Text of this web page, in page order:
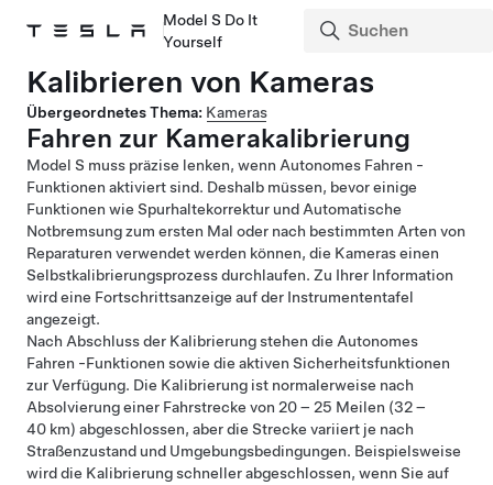
Model S Do It
Yourself
Kalibrieren von Kameras
Übergeordnetes Thema: Kameras
Fahren zur Kamerakalibrierung
Model S muss präzise lenken, wenn Autonomes Fahren -
Funktionen aktiviert sind. Deshalb müssen, bevor einige
Funktionen wie Spurhaltekorrektur und Automatische
Notbremsungzum ersten Mal oder nach bestimmten Arten von
Reparaturen verwendet werden können, die Kameras einen
Selbstkalibrierungsprozess durchlaufen. Zu Ihrer Information
wird eine Fortschrittsanzeige aufder Instrumententafel
angezeigt.
Nach Abschluss der Kalibrierung stehen die Autonomes
Fahren -Funktionen sowie die aktiven Sicherheitsfunktionen
zur Verfügung. Die Kalibrierung ist normalerweise nach
Absolvierung einer Fahrstrecke von 20 – 25 Meilen (32 –
40 km) abgeschlossen, aber die Strecke variiert je nach
Straßenzustand und Umgebungsbedingungen. Beispielsweise
wird die Kalibrierung schneller abgeschlossen, wenn Sie auf